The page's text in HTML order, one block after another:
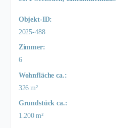
Objekt-ID:
2025-488
Zimmer:
6
Wohnfläche ca.:
326 m²
Grund­stück ca.:
1.200 m²